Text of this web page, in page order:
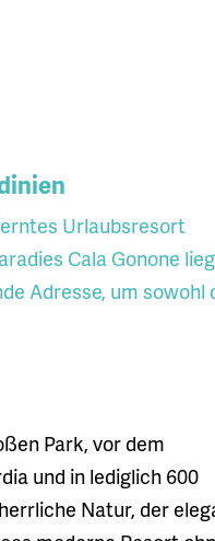
Urlaubsresort
Cala Gonone
Adresse, um sowohl
Park, vor dem
und in lediglich 600
Natur, der